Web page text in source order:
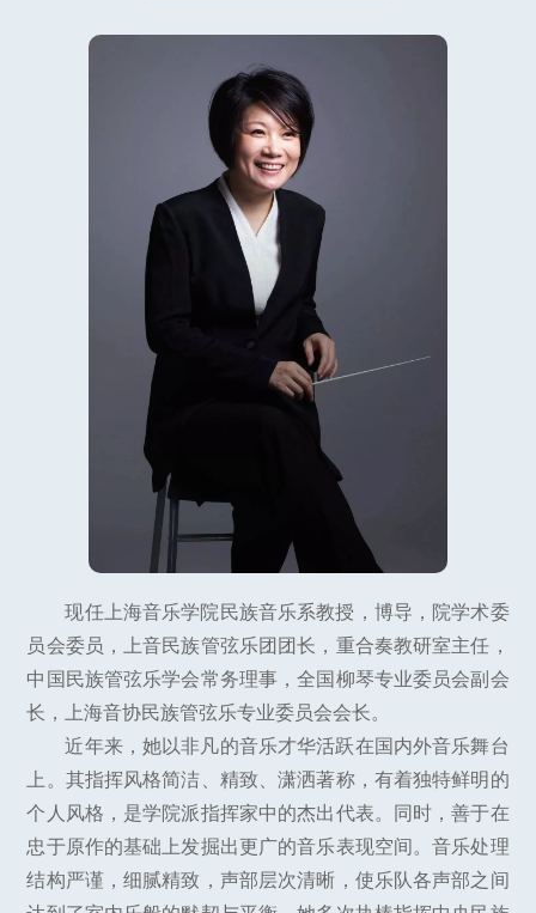
现任上海音乐学院民族音乐系教授，博导，院学术委
员会委员，上音民族管弦乐团团长，重合奏教研室主任，
中国民族管弦乐学会常务理事，全国柳琴专业委员会副会
长，上海音协民族管弦乐专业委员会会长。
近年来，她以非凡的音乐才华活跃在国内外音乐舞台
上。其指挥风格简洁、精致、潇洒著称，有着独特鲜明的
个人风格，是学院派指挥家中的杰出代表。同时，善于在
忠于原作的基础上发掘出更广的音乐表现空间。音乐处理
结构严谨，细腻精致，声部层次清晰，使乐队各声部之间